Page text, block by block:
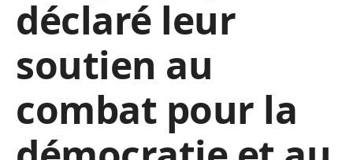
déclaré leur
soutien au
combat pour la